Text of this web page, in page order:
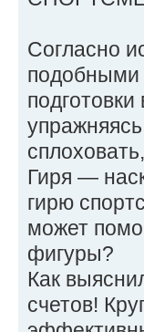
Согласно
подобными
Гиря —
гирю
может
фигуры?
Как
счетов!